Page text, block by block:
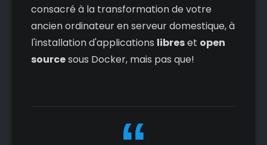
consacré à la transformation de votre
ancien ordinateur en serveur domestique, à
l'installation d'applications libreset open
sourcesous Docker, mais pas que!